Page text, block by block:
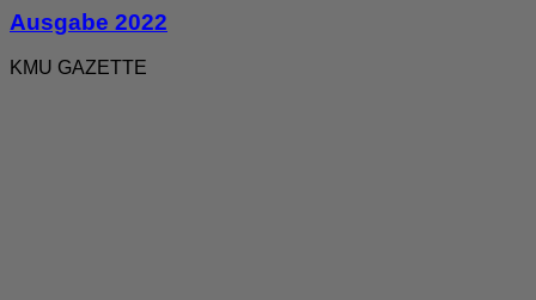
Ausgabe 2022
KMU GAZETTE